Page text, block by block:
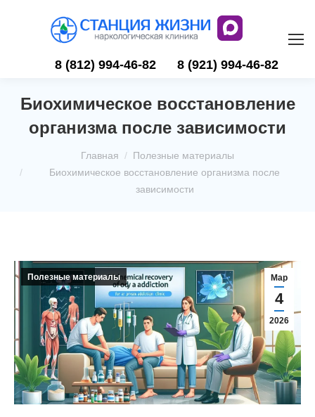
8 (812) 994-46-82 8 (921) 994-46-82
Биохимическое восстановление
организма после зависимости
Главная
Полезные материалы
Биохимическое восстановление организма после
зависимости
Мар
4
2026
Полезные материалы